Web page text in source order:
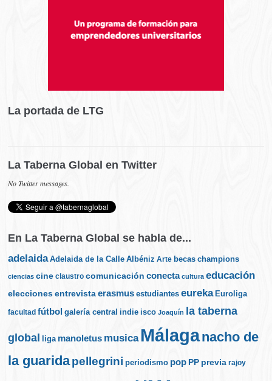
La portada de LTG
La Taberna Global en Twitter
No Twitter messages.
En La Taberna Global se habla de...
adelaida Adelaida de la Calle Albéniz Arte becas champions
ciencias cine claustro comunicación conecta cultura educación
elecciones entrevista erasmus estudiantes eureka Euroliga
facultad fútbol galería central indie isco Joaquín la taberna
global liga manoletus musica Málaganacho de
la guaridapellegrini periodismo pop PP previa rajoy